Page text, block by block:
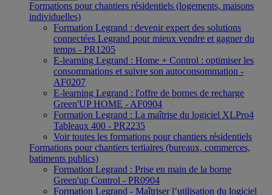
Formations pour chantiers résidentiels (logements, maisons
individuelles)
Formation Legrand : devenir expert des solutions
connectées Legrand pour mieux vendre et gagner du
temps - PR1205
E-learning Legrand : Home + Control : optimiser les
consommations et suivre son autoconsommation -
AF0207
E-learning Legrand : l'offre de bornes de recharge
Green'UP HOME - AF0904
Formation Legrand : La maîtrise du logiciel XLPro4
Tableaux 400 - PR2235
Voir toutes les formations pour chantiers résidentiels
Formations pour chantiers tertiaires (bureaux, commerces,
batiments publics)
Formation Legrand : Prise en main de la borne
Green'up Control - PR0904
Formation Legrand - Maîtriser l’utilisation du logiciel